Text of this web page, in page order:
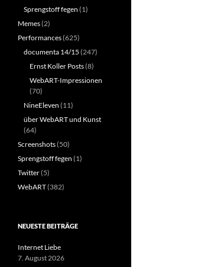
Sprengstoff fegen (1)
Memes(2)
Performances(625)
documenta 14/15 (247)
Ernst Koller Posts(8)
WebART-Impressionen
(70)
NineEleven (11)
über WebART und Kunst
(64)
Screenshots(50)
Sprengstoff fegen (1)
Twitter(5)
WebART(382)
NEUESTE BEITRÄGE
Internet Liebe
7. August 2026